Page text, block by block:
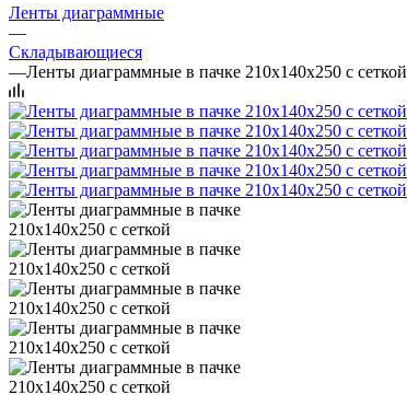
Ленты диаграммные
—
Складывающиеся
—Ленты диаграммные в пачке 210х140х250 с сеткой